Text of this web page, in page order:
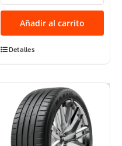
SPORT
97Y
Añadir al carrito
Detalles